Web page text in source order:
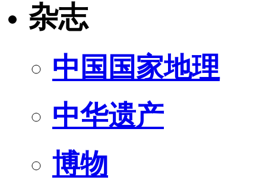
杂志
中国国家地理
中华遗产
博物